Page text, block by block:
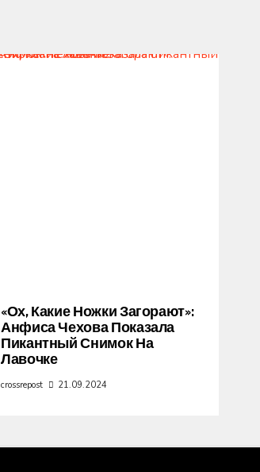
«Ох, Какие Ножки Загорают»:
Анфиса Чехова Показала
Пикантный Снимок На
Лавочке
crossrepost 21.09.2024